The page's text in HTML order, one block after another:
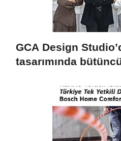
GCA Design
tasarımında